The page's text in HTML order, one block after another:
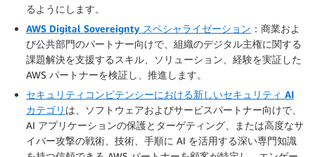
るようにします。
AWS Digital Sovereignty スペシャライゼーション ： 商業およ
び公共部門のパートナー向けで、組織のデジタル主権に関する
課題解決を支援するスキル、ソリューション、経験を実証した
AWS パートナーを検証し、推進します。
セキュリティコンピテンシーにおける新しいセキュリティ AI
カテゴリ は、ソフトウェアおよびサービスパートナー向けで、
AI アプリケーションの保護とターゲティング、または高度なサ
イバー攻撃の戦術、技術、手順に AI を活用する深い専門知識